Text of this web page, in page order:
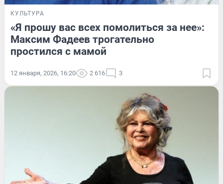
КУЛЬТУРА
«Я прошу вас всех помолиться за нее»:
Максим Фадеев трогательно
простился с мамой
12 января, 2026, 16:20 2 616 3